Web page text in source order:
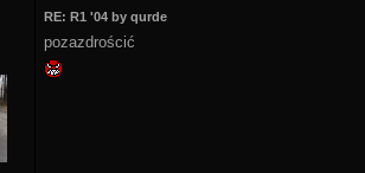
RE: R1 '04 by qurde
pozazdrościć